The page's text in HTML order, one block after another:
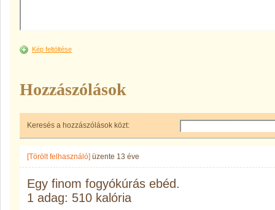
Kép feltöltése
Hozzászólások
Keresés a hozzászólások közt:
[Törölt felhasználó] üzente 13 éve
Egy finom fogyókúrás ebéd.
1 adag: 510 kalória